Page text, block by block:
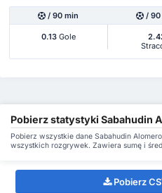
/ 90 min / 90
0.13Gole
Pobierz statystyki Sabahudin
Pobierz wszystkie dane Sabahudin
wszystkich rozgrywek. Zawiera sumę i
Pobierz